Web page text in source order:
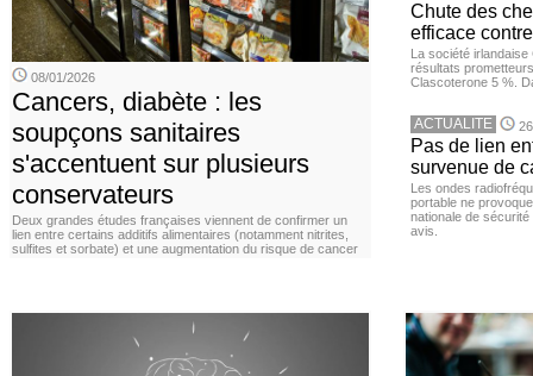
08/01/2026
Cancers, diabète : les
soupçons sanitaires
s'accentuent sur plusieurs
conservateurs
Deux grandes études françaises viennent de confirmer un
lien entre certains additifs alimentaires (notamment nitrites,
sulfites et sorbate) et une augmentation du risque de cancer
Chute des
efficace
La société
résultats
Clascoterone 5 %.
ACTUALITE
Pas de lien
survenue de
Les ondes
portable ne
nationale de
avis.